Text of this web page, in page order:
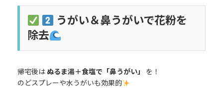
うがい＆鼻うがいで花粉を
除去
帰宅後は ぬるま湯＋食塩で「鼻うがい」
を！
のどスプレーや水うがいも効果的